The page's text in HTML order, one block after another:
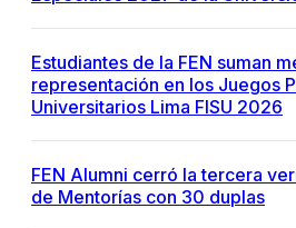
Estudiantes de la FEN suman
representación en los Juegos
Universitarios Lima FISU 2026
FEN Alumni cerró la tercera
de Mentorías con 30 duplas